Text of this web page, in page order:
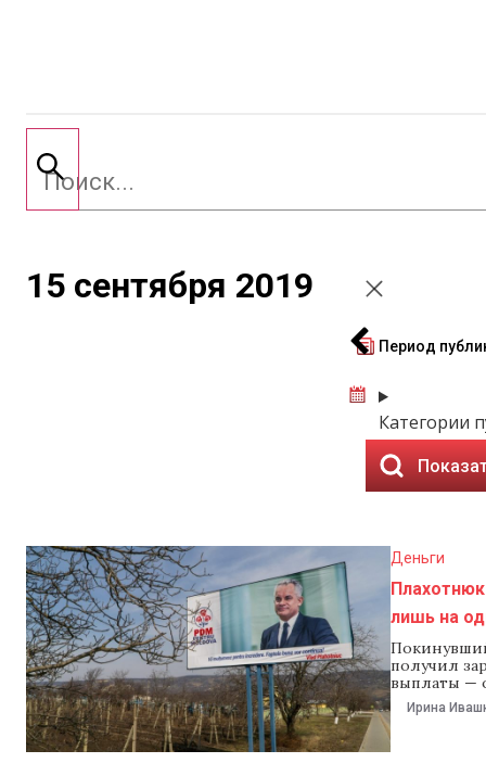
15 сентября 2019
Период
Категории
Деньги
лишь на
получил
выплаты —
первом
подал в
Ирина